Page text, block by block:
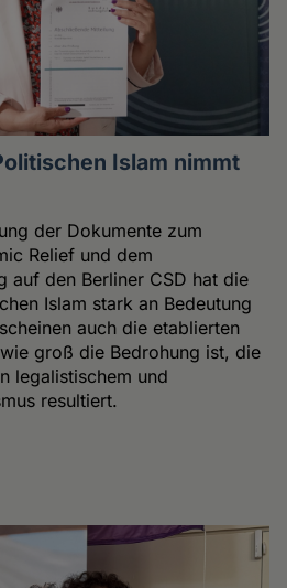
Islam nimmt
der Dokumente zum
Relief und dem
auf den Berliner CSD hat die
Islam stark an Bedeutung
auch die etablierten
groß die Bedrohung ist, die
legalistischem und
resultiert.